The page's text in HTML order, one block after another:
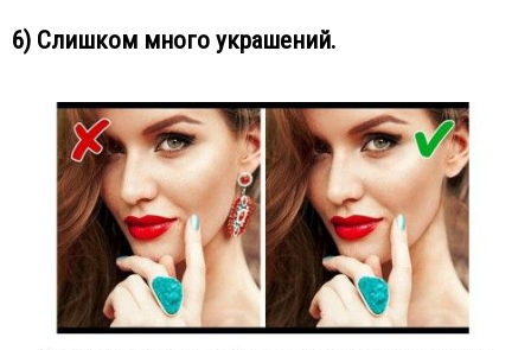
6) Слишком много украшений.